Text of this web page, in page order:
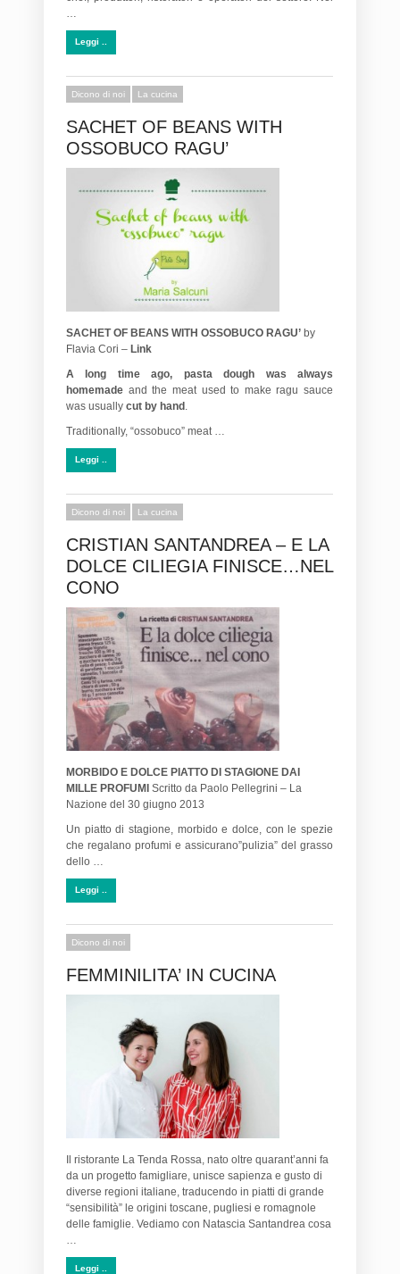
Leggi ..
Dicono di noi La cucina
SACHET OF BEANS WITH
OSSOBUCO RAGU’
SACHET OF BEANS WITH OSSOBUCO RAGU’ by
Flavia Cori – Link
A long time ago, pasta dough was always
homemade and the meat used to make ragu sauce
was usually cut by hand
Traditionally, “ossobuco” meat …
Leggi ..
Dicono di noi La cucina
CRISTIAN SANTANDREA – E LA
DOLCE CILIEGIA FINISCE…NEL
CONO
MORBIDO E DOLCE PIATTO DI STAGIONE DAI
MILLE PROFUMI Scritto da Paolo Pellegrini – La
Nazione del 30 giugno 2013
Un piatto di stagione, morbido e dolce, con le spezie
che regalano profumi e assicurano”pulizia” del grasso
dello …
Leggi ..
Dicono di noi
FEMMINILITA’ IN CUCINA
Il ristorante La Tenda Rossa, nato oltre quarant’anni fa
da un progetto famigliare, unisce sapienza e gusto di
diverse regioni italiane, traducendo in piatti di grande
“sensibilità” le origini toscane, pugliesi e romagnole
delle famiglie. Vediamo con Natascia Santandrea cosa
Leggi ..